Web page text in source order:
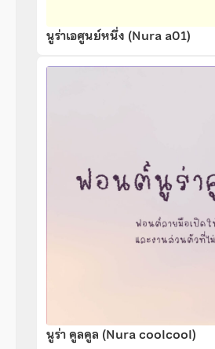
นูร่าเอศูนย์หนึ่ง (Nura a01)
นูร่า คูลคูล (Nura coolcool)